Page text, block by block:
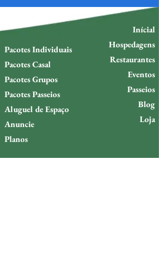
Pacotes Individuais
Pacotes Casal
Pacotes Grupos
Pacotes Passeios
Aluguel de Espaço
Anuncie
Planos
Inícial
Hospedagens
Restaurantes
Eventos
Passeios
Blog
Loja